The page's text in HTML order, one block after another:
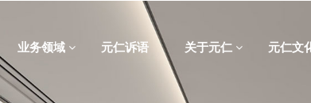
业务领域 元仁诉语 关于元仁 元仁文